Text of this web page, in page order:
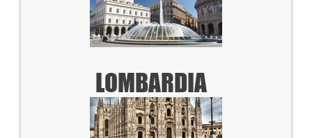
LOMBARDIA